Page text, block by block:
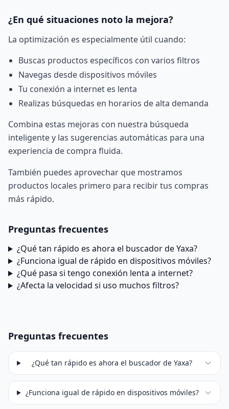
¿En qué situaciones noto la mejora?
La optimización es especialmente útil cuando:
Buscas productos específicos con varios filtros
Navegas desde dispositivos móviles
Tu conexión a internet es lenta
Realizas búsquedas en horarios de alta demanda
Combina estas mejoras con nuestra búsqueda
inteligentey las sugerencias automáticas para una
experiencia de compra fluida.
También puedes aprovechar que mostramos
productos locales primero para recibir tus compras
más rápido.
Preguntas frecuentes
¿Qué tan rápido es ahora el buscador de Yaxa?
¿Funciona igual de rápido en dispositivos móviles?
¿Qué pasa si tengo conexión lenta a internet?
¿Afecta la velocidad si uso muchos filtros?
Preguntas frecuentes
¿Qué tan rápido es ahora el buscador de Yaxa?
¿Funciona igual de rápido en dispositivos móviles?